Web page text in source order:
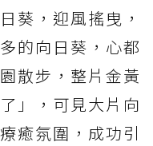
葵，迎風搖曳，
的向日葵，心都
散步，整片金黃
」，可見大片向
癒氛圍，成功引